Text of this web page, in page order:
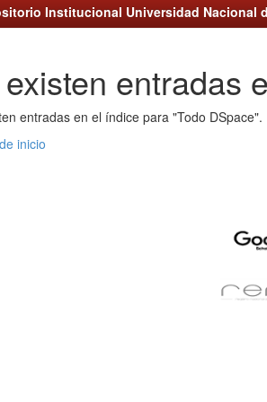
Institucional Universidad Nacional
entradas
entradas en el índice para "Todo DSpace".
inicio